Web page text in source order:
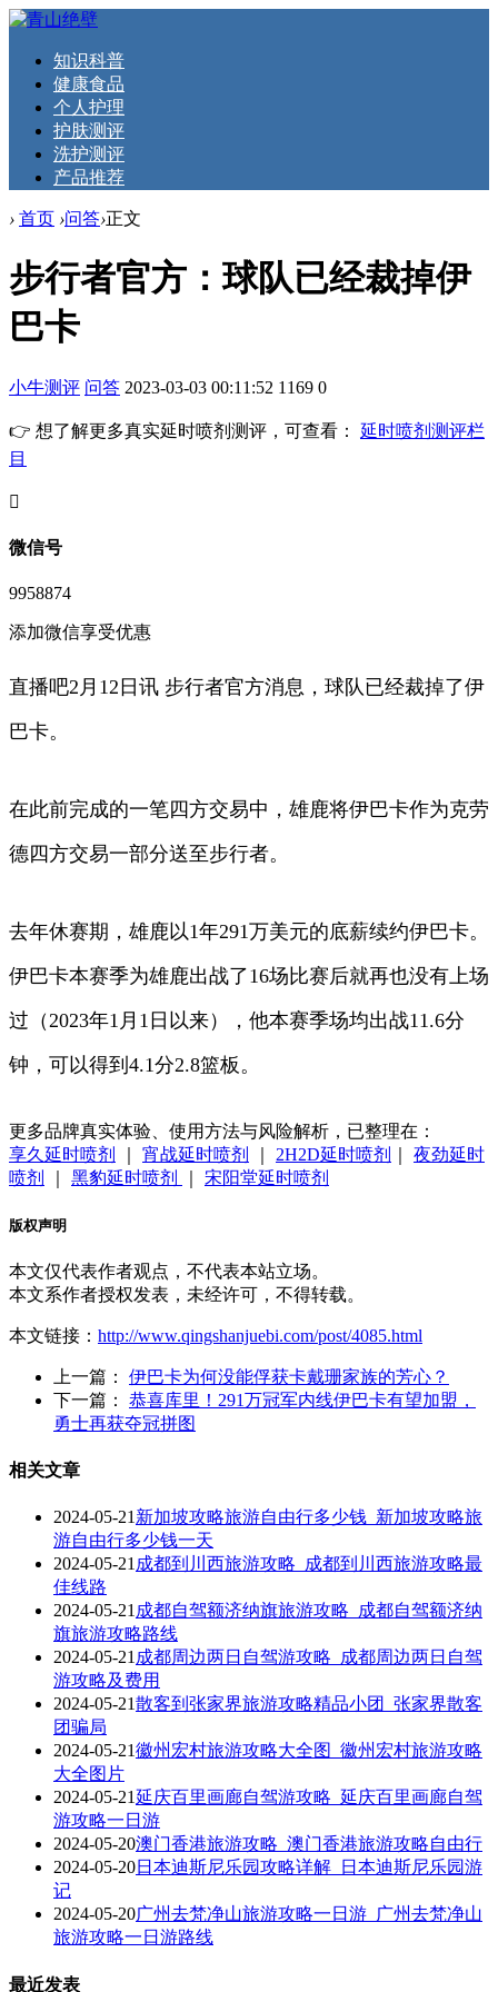
知识科普
健康食品
个人护理
护肤测评
洗护测评
产品推荐
› 首页 ›问答›正文
步行者官方：球队已经裁掉伊
巴卡
小牛测评 问答 2023-03-03 00:11:52 1169 0
👉 想了解更多真实延时喷剂测评，可查看： 延时喷剂测评栏
目
󦘖
微信号
9958874
添加微信享受优惠
直播吧2月12日讯 步行者官方消息，球队已经裁掉了伊
巴卡。
在此前完成的一笔四方交易中，雄鹿将伊巴卡作为克劳
德四方交易一部分送至步行者。
去年休赛期，雄鹿以1年291万美元的底薪续约伊巴卡。
伊巴卡本赛季为雄鹿出战了16场比赛后就再也没有上场
过（2023年1月1日以来），他本赛季场均出战11.6分
钟，可以得到4.1分2.8篮板。
更多品牌真实体验、使用方法与风险解析，已整理在：
享久延时喷剂
宵战延时喷剂 2H2D延时喷剂
夜劲延时
喷剂
黑豹延时喷剂 宋阳堂延时喷剂
版权声明
本文仅代表作者观点，不代表本站立场。
本文系作者授权发表，未经许可，不得转载。
本文链接： http://www.qingshanjuebi.com/post/4085.html
上一篇： 伊巴卡为何没能俘获卡戴珊家族的芳心？
下一篇： 恭喜库里！291万冠军内线伊巴卡有望加盟，
勇士再获夺冠拼图
相关文章
2024-05-21 新加坡攻略旅游自由行多少钱_新加坡攻略旅
游自由行多少钱一天
2024-05-21 成都到川西旅游攻略_成都到川西旅游攻略最
佳线路
2024-05-21 成都自驾额济纳旗旅游攻略_成都自驾额济纳
旗旅游攻略路线
2024-05-21 成都周边两日自驾游攻略_成都周边两日自驾
游攻略及费用
2024-05-21散客到张家界旅游攻略精品小团_张家界散客
团骗局
2024-05-21徽州宏村旅游攻略大全图_徽州宏村旅游攻略
大全图片
2024-05-21延庆百里画廊自驾游攻略_延庆百里画廊自驾
游攻略一日游
2024-05-20澳门香港旅游攻略_澳门香港旅游攻略自由行
2024-05-20日本迪斯尼乐园攻略详解_日本迪斯尼乐园游
记
2024-05-20广州去梵净山旅游攻略一日游_广州去梵净山
旅游攻略一日游路线
最近发表